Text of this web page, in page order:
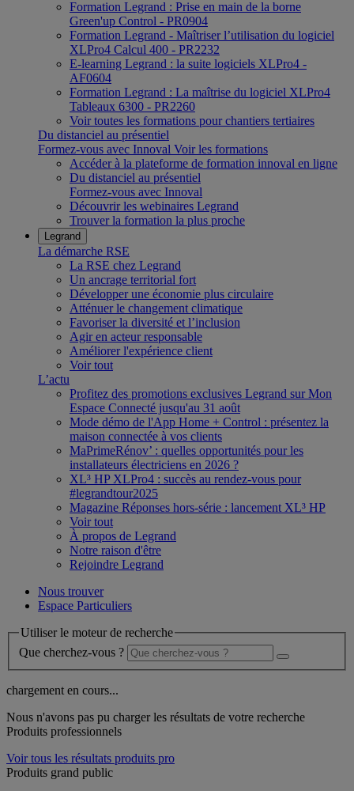
Formation Legrand : Prise en main de la borne
Green'up Control - PR0904
Formation Legrand - Maîtriser l’utilisation du logiciel
XLPro4 Calcul 400 - PR2232
E-learning Legrand : la suite logiciels XLPro4 -
AF0604
Formation Legrand : La maîtrise du logiciel XLPro4
Tableaux 6300 - PR2260
Voir toutes les formations pour chantiers tertiaires
Du distanciel au présentiel
Formez-vous avec Innoval Voir les formations
Accéder à la plateforme de formation innoval en ligne
Du distanciel au présentiel
Formez-vous avec Innoval
Découvrir les webinaires Legrand
Trouver la formation la plus proche
Legrand
La démarche RSE
La RSE chez Legrand
Un ancrage territorial fort
Développer une économie plus circulaire
Atténuer le changement climatique
Favoriser la diversité et l’inclusion
Agir en acteur responsable
Améliorer l'expérience client
Voir tout
L’actu
Profitez des promotions exclusives Legrand sur Mon
Espace Connecté jusqu'au 31 août
Mode démo de l'App Home + Control : présentez la
maison connectée à vos clients
MaPrimeRénov’ : quelles opportunités pour les
installateurs électriciens en 2026 ?
XL³ HP XLPro4 : succès au rendez-vous pour
#legrandtour2025
Magazine Réponses hors-série : lancement XL³ HP
Voir tout
À propos de Legrand
Notre raison d'être
Rejoindre Legrand
Nous trouver
Espace Particuliers
Utiliser le moteur de recherche
Que cherchez-vous ?
chargement en cours...
Nous n'avons pas pu charger les résultats de votre recherche
Produits professionnels
Voir tous les résultats produits pro
Produits grand public